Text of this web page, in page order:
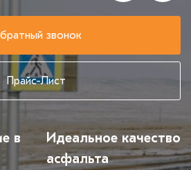
звонок
Прайс-Лист
в
Идеальное качество
асфальта